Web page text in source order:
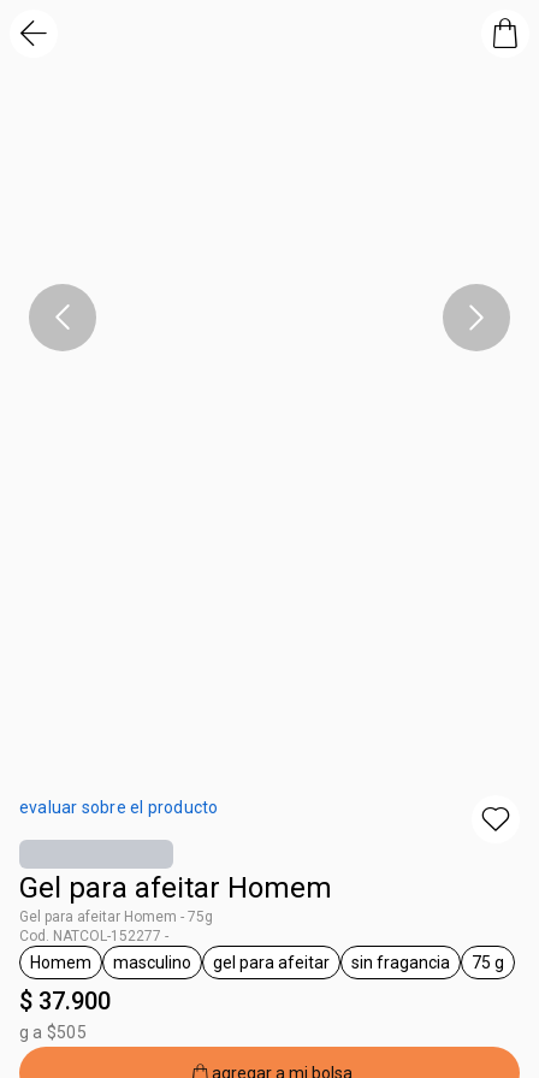
evaluar sobre el producto
Gel para afeitar Homem
Gel para afeitar Homem - 75g
Cod. NATCOL-152277 -
general.tag Homem
Homem
general.tag masculino
masculino
general.tag gel para afeitar
gel para afeitar
general.tag sin
sin fragancia 75 g
$ 37.900
g a $505
agregar a mi bolsa